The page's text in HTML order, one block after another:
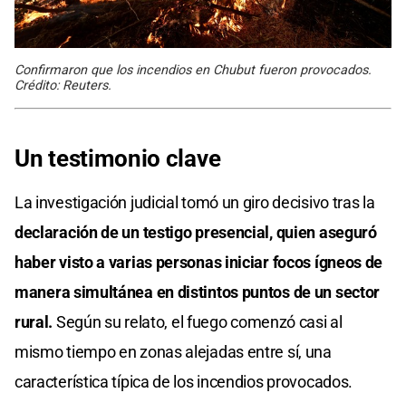
Confirmaron que los incendios en Chubut fueron provocados.
Crédito: Reuters.
Un testimonio clave
La investigación judicial tomó un giro decisivo tras la
declaración de un testigo presencial, quien aseguró
haber visto a varias personas iniciar focos ígneos de
manera simultánea en distintos puntos de un sector
rural. Según su relato, el fuego comenzó casi al
mismo tiempo en zonas alejadas entre sí, una
característica típica de los incendios provocados.